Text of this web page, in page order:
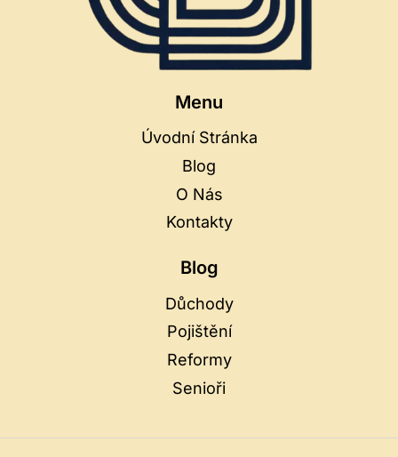
Menu
Úvodní Stránka
Blog
O Nás
Kontakty
Blog
Důchody
Pojištění
Reformy
Senioři